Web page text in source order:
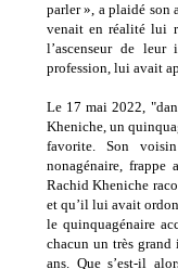
parler », a plaidé son
venait en réalité lui
l’ascenseur de
profession, lui avait
Le 17 mai 2022,
Kheniche, un
favorite. Son
nonagénaire,
Rachid Kheniche
et qu’il lui avait
le quinquagénaire
chacun un très
ans. Que s’est-il